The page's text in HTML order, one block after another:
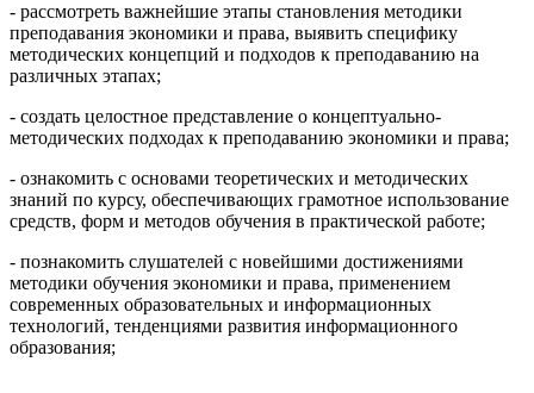
- рассмотреть важнейшие этапы становления методики
преподавания экономики и права, выявить специфику
методических концепций и подходов к преподаванию на
различных этапах;
- создать целостное представление о концептуально-
методических подходах к преподаванию экономики и права;
- ознакомить с основами теоретических и методических
знаний по курсу, обеспечивающих грамотное использование
средств, форм и методов обучения в практической работе;
- познакомить слушателей с новейшими достижениями
методики обучения экономики и права, применением
современных образовательных и информационных
технологий, тенденциями развития информационного
образования;